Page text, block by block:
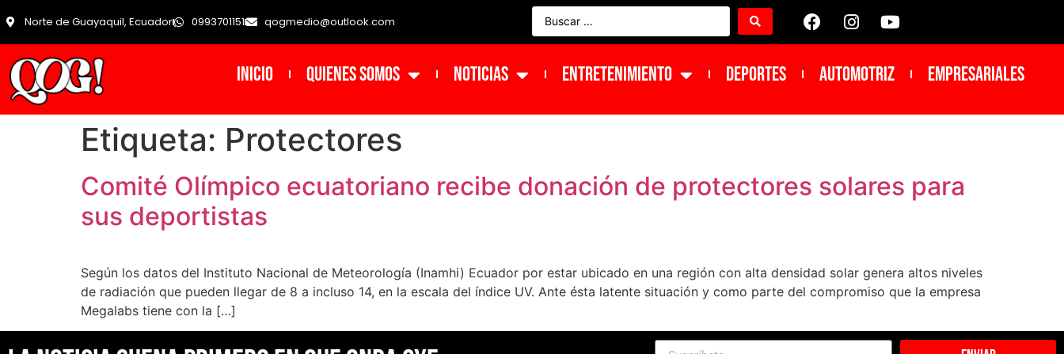
Norte de Guayaquil, Ecuador 0993701151 qogmedio@outlook.com
INICIO Quienes Somos NOTICIAS ENTRETENIMIENTO DEPORTES Automotriz Empresariales
Etiqueta: Protectores
Comité Olímpico ecuatoriano recibe donación de protectores solares para
sus deportistas
Según los datos del Instituto Nacional de Meteorología (Inamhi) Ecuador por estar ubicado en una región con alta densidad solar genera altos niveles
de radiación que pueden llegar de 8 a incluso 14, en la escala del índice UV. Ante ésta latente situación y como parte del compromiso que la empresa
Megalabs tiene con la […]